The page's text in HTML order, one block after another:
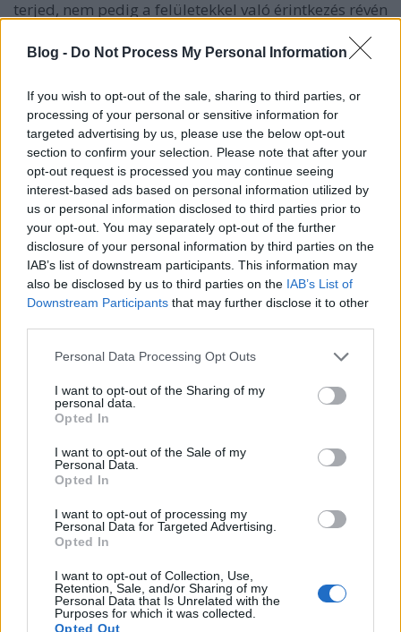
Blog - Do Not Process My Personal Information
If you wish to opt-out of the sale, sharing to third parties, or
processing of your personal or sensitive information for
targeted advertising by us, please use the below opt-out
section to confirm your selection. Please note that after your
opt-out request is processed you may continue seeing
interest-based ads based on personal information utilized by
us or personal information disclosed to third parties prior to
your opt-out. You may separately opt-out of the further
disclosure of your personal information by third parties on the
IAB’s list of downstream participants. This information may
also be disclosed by us to third parties on the IAB’s List of
Downstream Participants that may further disclose it to other
Please note that this website/app uses one or more Google
not limited to your visit or usage behaviour. You may click to
grant or deny consent to Google and its third-party tags to
use your data for below specified purposes in below Google
consent section.
Personal Data Processing Opt Outs
I want to opt-out of the Sharing of my
personal data.
Opted In
I want to opt-out of the Sale of my
Personal Data.
Opted In
I want to opt-out of processing my
Personal Data for Targeted Advertising.
Opted In
I want to opt-out of Collection, Use,
Retention, Sale, and/or Sharing of my
Personal Data that Is Unrelated with the
Purposes for which it was collected.
Opted Out
terjed, nem pedig a felületekkel való érintkezés révén
A tanulmányok azt mutatják, hogy a vírus az
anyagtól függően különböző ideig fertőző maradhat
a felületeken, így a terjedés elkerülése érdekében a
fogyasztóknak azt kell feltételezniük, hogy a
nyilvános helyiség bármely felülete –
újrahasználható vagy eldobható – szennyeződve
lehet a vírussal.
A tudósok az tanácsolják a fogyasztóknak, hogy az
újrahasználható dobozokat (amilyeneket például az
általunk létrehozottDobozközösségbenrésztvevő
éttermek is használnak) és kulacsokat alaposan
mossák el forró vízzel, és mosószerrel vagy